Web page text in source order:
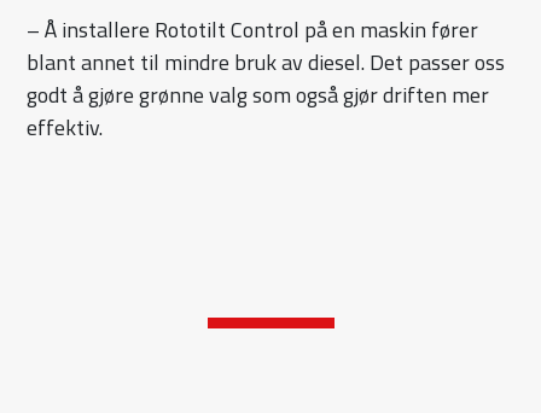
– Å installere Rototilt Control på en maskin fører
blant annet til mindre bruk av diesel. Det passer oss
godt å gjøre grønne valg som også gjør driften mer
effektiv.